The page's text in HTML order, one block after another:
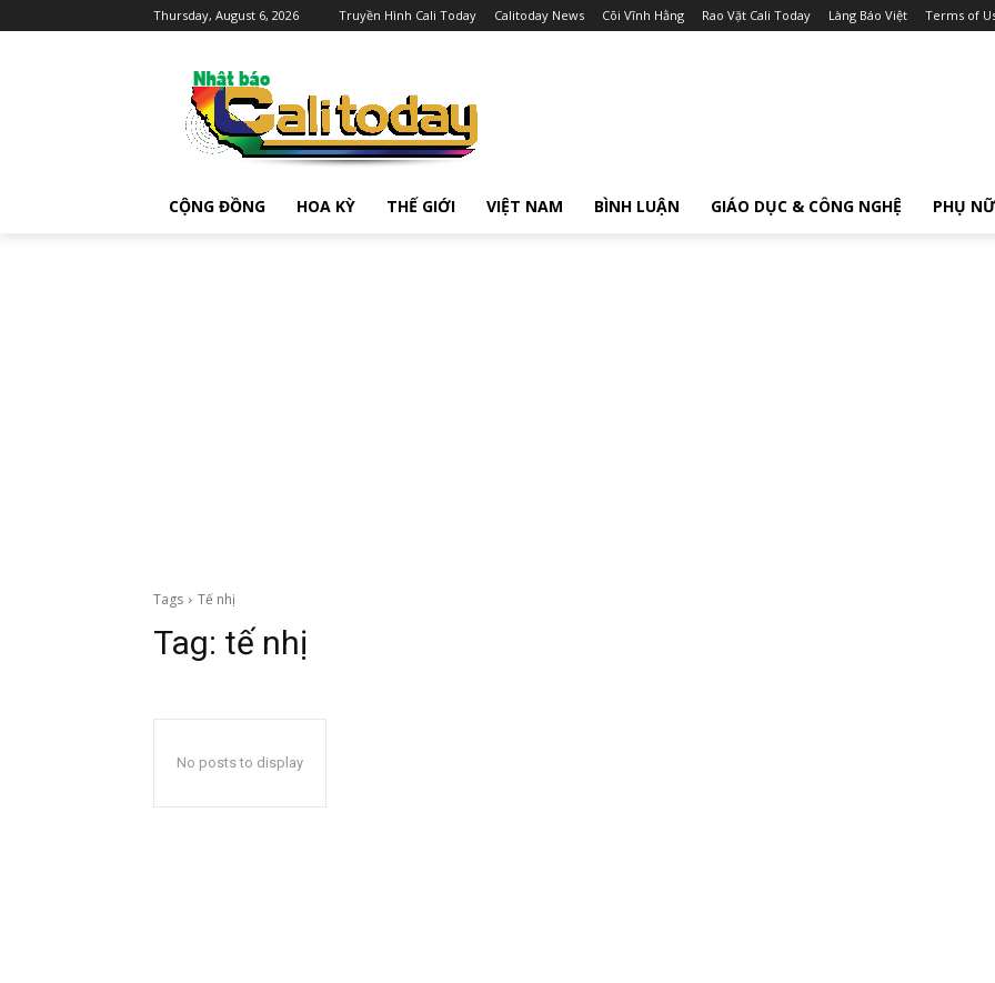
Thursday, August 6, 2026 Truyền Hình Cali Today Calitoday News Cõi Vĩnh Hằng Rao Vặt Cali Today Làng Báo Việt Terms of
CỘNG ĐỒNG HOA KỲ THẾ GIỚI VIỆT NAM BÌNH LUẬN GIÁO DỤC & CÔNG NGHỆ PHỤ NỮ
Tags Tế nhị
Tag: tế nhị
No posts to display